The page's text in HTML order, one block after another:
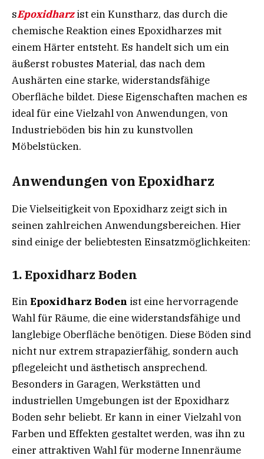
sEpoxidharzist ein Kunstharz, das durch die
chemische Reaktion eines Epoxidharzes mit
einem Härter entsteht. Es handelt sich um ein
äußerst robustes Material, das nach dem
Aushärten eine starke, widerstandsfähige
Oberfläche bildet. Diese Eigenschaften machen es
ideal für eine Vielzahl von Anwendungen, von
Industrieböden bis hin zu kunstvollen
Möbelstücken.
Anwendungen von Epoxidharz
Die Vielseitigkeit von Epoxidharz zeigt sich in
seinen zahlreichen Anwendungsbereichen. Hier
sind einige der beliebtesten Einsatzmöglichkeiten:
1. Epoxidharz Boden
EinEpoxidharz Boden ist eine hervorragende
Wahl für Räume, die eine widerstandsfähige und
langlebige Oberfläche benötigen. Diese Böden sind
nicht nur extrem strapazierfähig, sondern auch
pflegeleicht und ästhetisch ansprechend.
Besonders in Garagen, Werkstätten und
industriellen Umgebungen ist der Epoxidharz
Boden sehr beliebt. Er kann in einer Vielzahl von
Farben und Effekten gestaltet werden, was ihn zu
einer attraktiven Wahl für moderne Innenräume